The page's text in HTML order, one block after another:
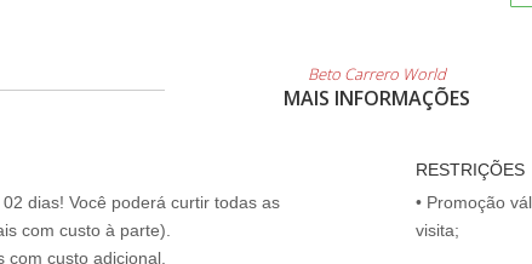
Beto Carrero World
MAIS INFORMAÇÕES
dias! Você poderá curtir todas as
com custo adicional.
RESTRIÇÕES
• Promoção
visita;